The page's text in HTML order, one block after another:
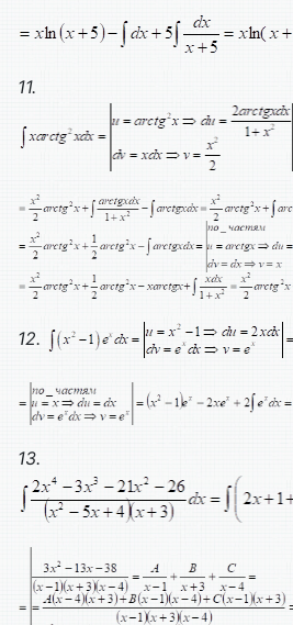
11.
12.
13.